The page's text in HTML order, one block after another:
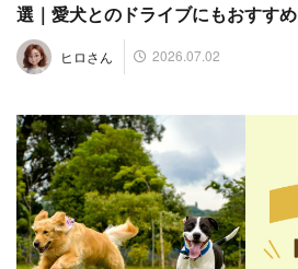
選｜愛犬とのドライブにもおすすめ
ヒロさん 2026.07.02